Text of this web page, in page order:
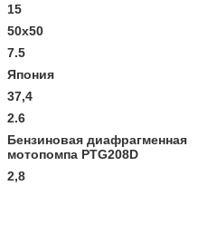
15
50х50
7.5
Япония
37,4
2.6
Бензиновая диафрагменная
мотопомпа PTG208D
2,8